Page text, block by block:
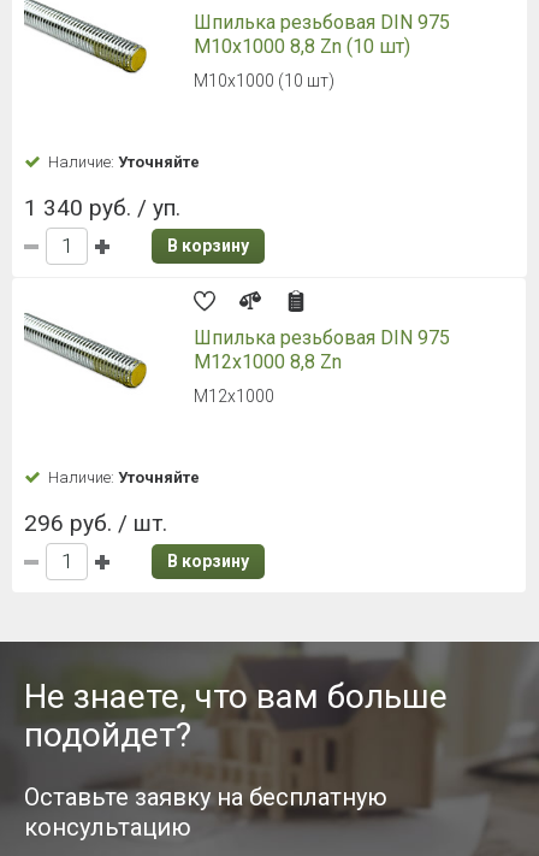
Шпилька резьбовая DIN 975
M10х1000 8,8 Zn (10 шт)
M10х1000 (10 шт)
Наличие: Уточняйте
1 340 руб. / уп.
В корзину
Шпилька резьбовая DIN 975
M12х1000 8,8 Zn
M12х1000
Наличие: Уточняйте
296 руб. / шт.
В корзину
Не знаете, что вам больше
подойдет?
Оставьте заявку на бесплатную
консультацию